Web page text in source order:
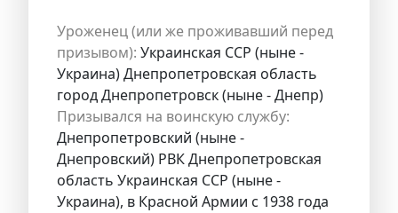
Уроженец (или же проживавший перед
призывом): Украинская ССР (ныне -
Украина) Днепропетровская область
город Днепропетровск (ныне - Днепр)
Призывался на воинскую службу:
Днепропетровский (ныне -
Днепровский) РВК Днепропетровская
область Украинская ССР (ныне -
Украина), в Красной Армии с 1938 года